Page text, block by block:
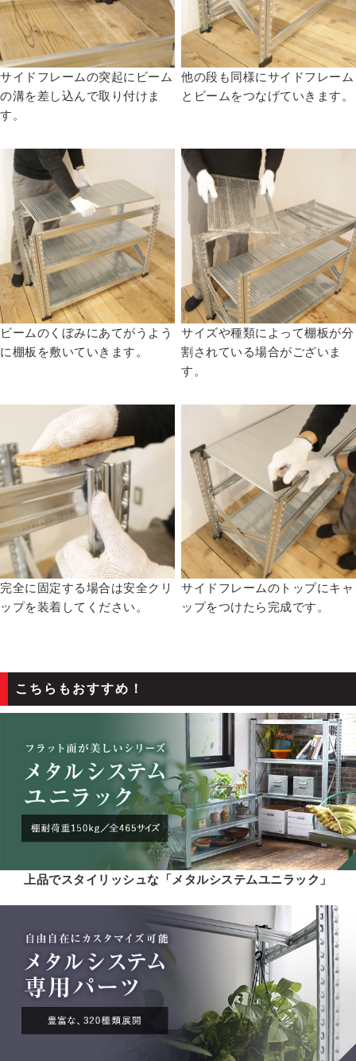
サイドフレームの突起にビーム
の溝を差し込んで取り付けま
す。
他の段も同様にサイドフレーム
とビームをつなげていきます。
ビームのくぼみにあてがうよう
に棚板を敷いていきます。
サイズや種類によって棚板が分
割されている場合がございま
す。
完全に固定する場合は安全クリ
ップを装着してください。
サイドフレームのトップにキャ
ップをつけたら完成です。
こちらもおすすめ！
上品でスタイリッシュな「メタルシステムユニラック」